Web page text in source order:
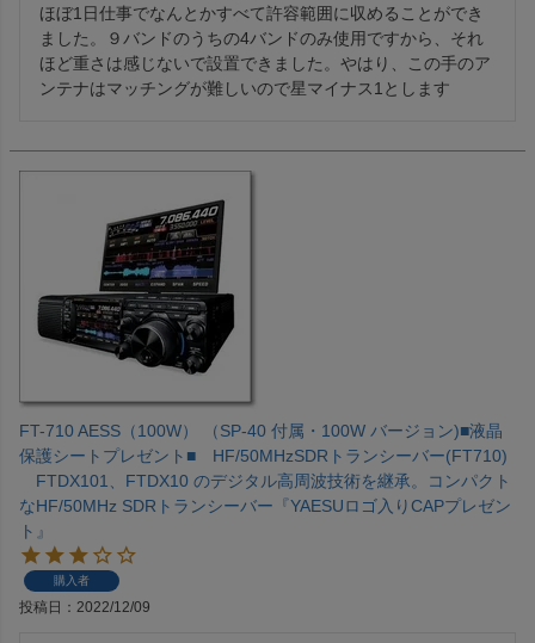
ほぼ1日仕事でなんとかすべて許容範囲に収めることができ
ました。９バンドのうちの4バンドのみ使用ですから、それ
ほど重さは感じないで設置できました。やはり、この手のア
ンテナはマッチングが難しいので星マイナス1とします
FT-710 AESS（100W） （SP-40 付属・100W バージョン)■液晶
保護シートプレゼント■ HF/50MHzSDRトランシーバー(FT710)
FTDX101、FTDX10 のデジタル高周波技術を継承。コンパクト
なHF/50MHz SDRトランシーバー『YAESUロゴ入りCAPプレゼン
ト』
購入者
投稿日 2022/12/09